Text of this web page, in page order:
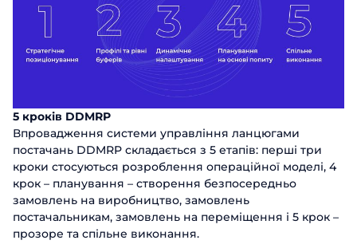
5 кроків DDMRP
Впровадження системи управління ланцюгами
постачань DDMRP складається з 5 етапів: перші три
кроки стосуються розроблення операційної моделі, 4
крок – планування – створення безпосередньо
замовлень на виробництво, замовлень
постачальникам, замовлень на переміщення і 5 крок –
прозоре та спільне виконання.